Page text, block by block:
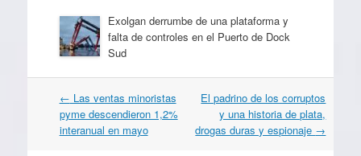
Exolgan derrumbe de una plataforma y
falta de controles en el Puerto de Dock
Sud
Navegación
por
artículos
← Las ventas minoristas
pyme descendieron 1,2%
interanual en mayo
El padrino de los corruptos
y una historia de plata,
drogas duras y espionaje →